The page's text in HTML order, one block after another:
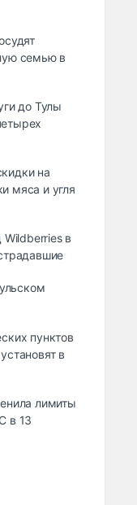
семью в
до Тулы
на
мяса и угля
Wildberries в
пунктов
в
лимиты
в 13